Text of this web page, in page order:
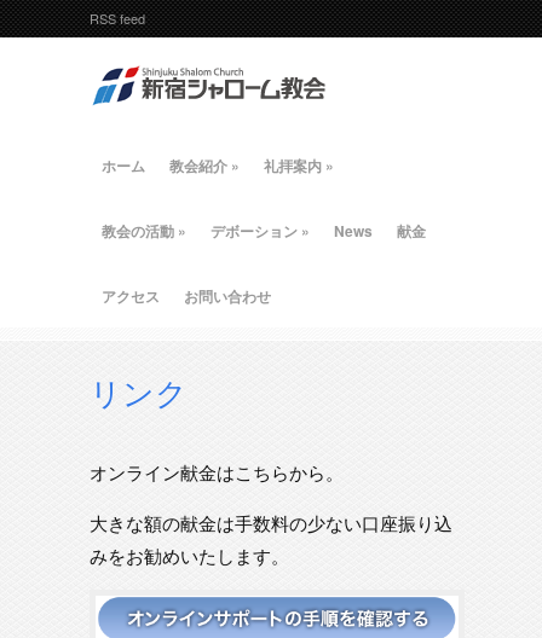
RSS feed
ホーム 教会紹介 » 礼拝案内 »
教会の活動 » デボーション » News 献金
アクセス お問い合わせ
リンク
オンライン献金はこちらから。
大きな額の献金は手数料の少ない口座振り込
みをお勧めいたします。